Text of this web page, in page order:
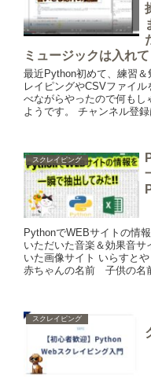
ミュージックは入れて
最近Python初めて、練習
レイピングやCSVファイ
べながらやったので何もし
ようです。 チャンネル登
スクレイピング
PythonでWEBサイトの情
いただいた音楽＆効果音
いた画像サイト いらすと
赤ちゃんの名前 子供の名
スクレイピング